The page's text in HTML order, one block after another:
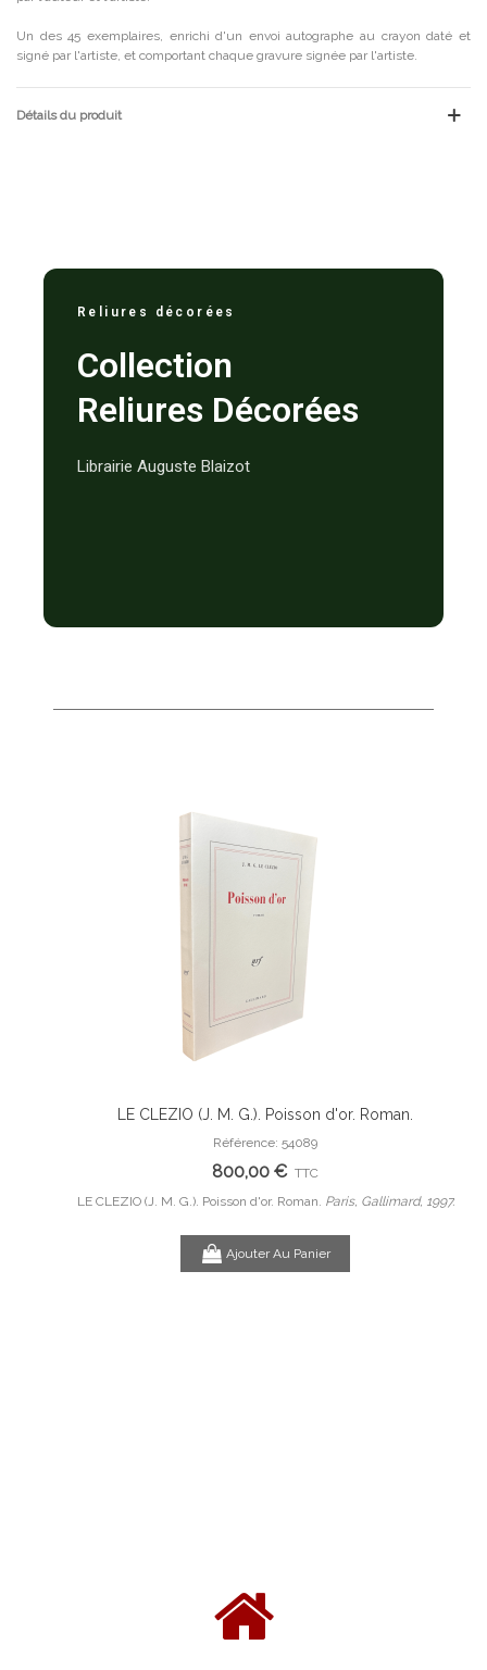
Un des 45 exemplaires, enrichi d'un envoi autographe au crayon daté et
signé par l'artiste, et comportant chaque gravure signée par l'artiste.
Détails du produit
Reliures décorées
Collection
Reliures Décorées
Librairie Auguste Blaizot
Ajouter Au Panier
LE CLEZIO (J. M. G.). Poisson d'or. Roman.
Référence: 54089
800,00 € TTC
LE CLEZIO (J. M. G.). Poisson d'or. Roman. Paris, Gallimard, 1997.
Ajouter Au Panier